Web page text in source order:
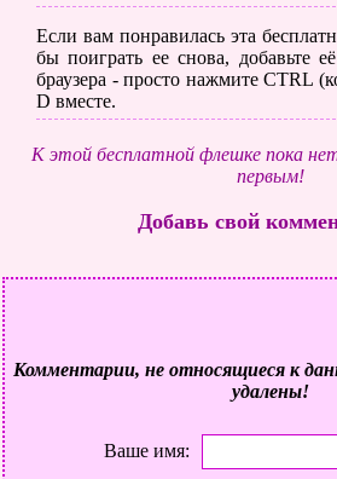
Если вам понравилась эта
бы поиграть ее снова, добавьте
браузера - просто нажмите CTRL
D вместе.
К этой бесплатной флешке пока
первым!
Добавь свой
Комментарии, не относящиеся к
удалены!
Ваше имя: